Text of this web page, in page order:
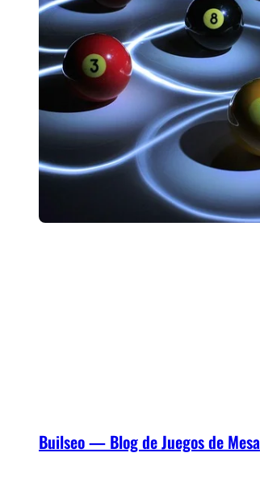
Builseo — Blog de Juegos de Mesa